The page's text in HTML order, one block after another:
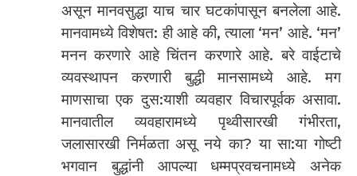
असून मानवसुद्धा याच चार घटकांपासून बनलेला आहे.
मानवामध्ये विशेषत: ही आहे की, त्याला ‘मन’ आहे. ‘मन’
मनन करणारे आहे चिंतन करणारे आहे. बरे वाईटाचे
व्यवस्थापन करणारी बुद्धी मानसामध्ये आहे. मग
माणसाचा एक दुस:याशी व्यवहार विचारपूर्वक असावा.
मानवातील व्यवहारामध्ये पृथ्वीसारखी गंभीरता,
जलासारखी निर्मळता असू नये का? या सा:या गोष्टी
भगवान बुद्धांनी आपल्या धम्मप्रवचनामध्ये अनेक